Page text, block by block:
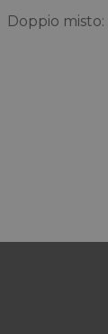
Doppio misto: